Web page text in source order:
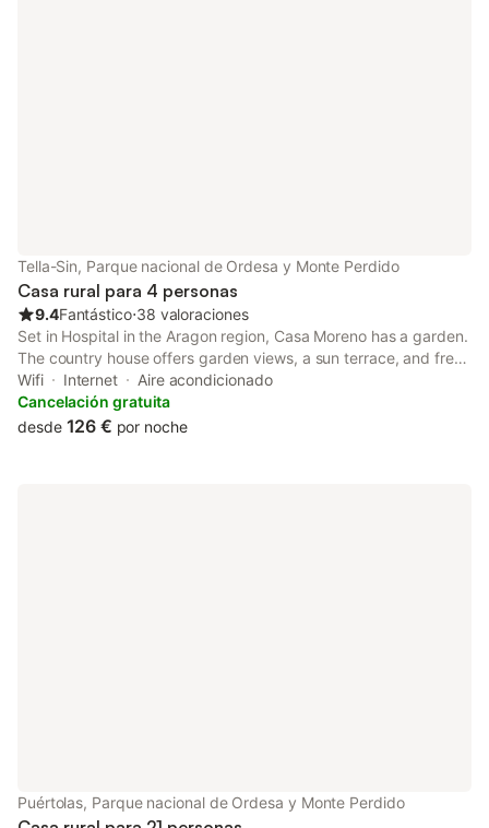
Tella-Sin, Parque nacional de Ordesa y Monte Perdido
Casa rural para 4 personas
9.4Fantástico⋅38 valoraciones
Set in Hospital in the Aragon region, Casa Moreno has a garden.
The country house offers garden views, a sun terrace, and free
WiFi is available throughout the property.
Wifi Internet
Aire acondicionado
Cancelación gratuita
desde 126 € por noche
Puértolas, Parque nacional de Ordesa y Monte Perdido